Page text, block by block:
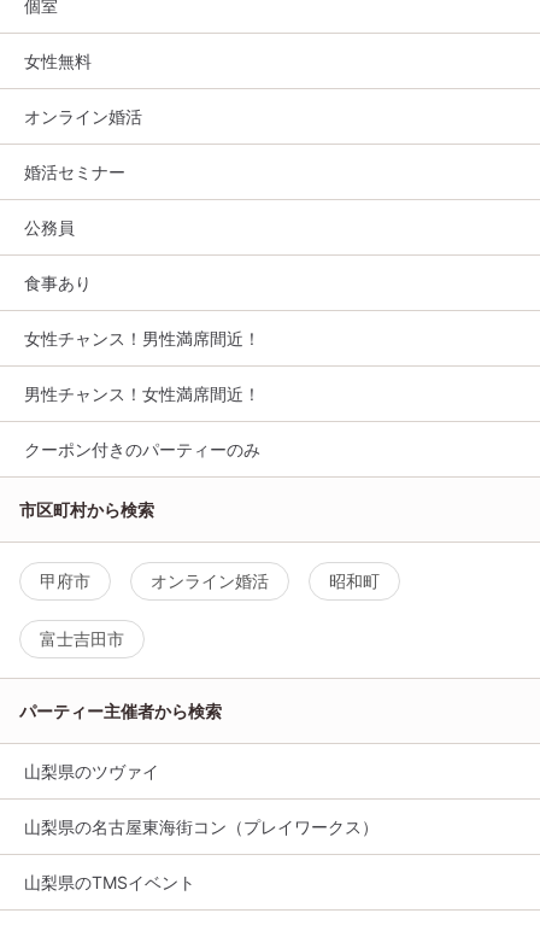
個室
女性無料
オンライン婚活
婚活セミナー
公務員
食事あり
女性チャンス！男性満席間近！
男性チャンス！女性満席間近！
クーポン付きのパーティーのみ
市区町村から検索
甲府市 オンライン婚活 昭和町
富士吉田市
パーティー主催者から検索
山梨県のツヴァイ
山梨県の名古屋東海街コン（プレイワークス）
山梨県のTMSイベント